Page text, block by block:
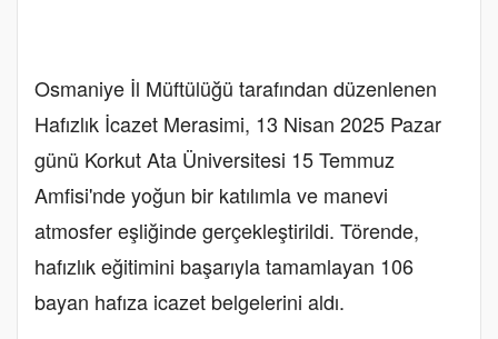
Osmaniye İl Müftülüğü tarafından düzenlenen
Hafızlık İcazet Merasimi, 13 Nisan 2025 Pazar
günü Korkut Ata Üniversitesi 15 Temmuz
Amfisi'nde yoğun bir katılımla ve manevi
atmosfer eşliğinde gerçekleştirildi. Törende,
hafızlık eğitimini başarıyla tamamlayan 106
bayan hafıza icazet belgelerini aldı.